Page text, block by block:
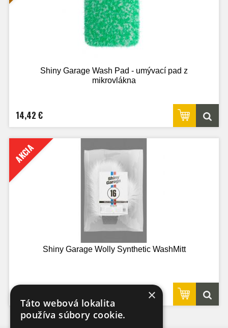
Shiny Garage Wash Pad - umývací pad z
mikrovlákna
14,42 €
AKCIA
Shiny Garage Wolly Synthetic WashMitt
18,69 €
24,90 € ×
Táto webová lokalita
používa súbory cookie.